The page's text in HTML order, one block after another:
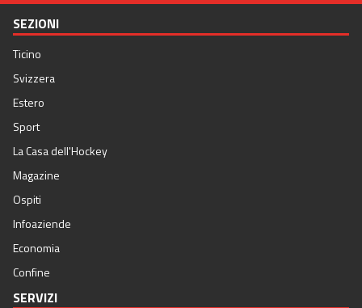
SEZIONI
Ticino
Svizzera
Estero
Sport
La Casa dell'Hockey
Magazine
Ospiti
Infoaziende
Economia
Confine
SERVIZI